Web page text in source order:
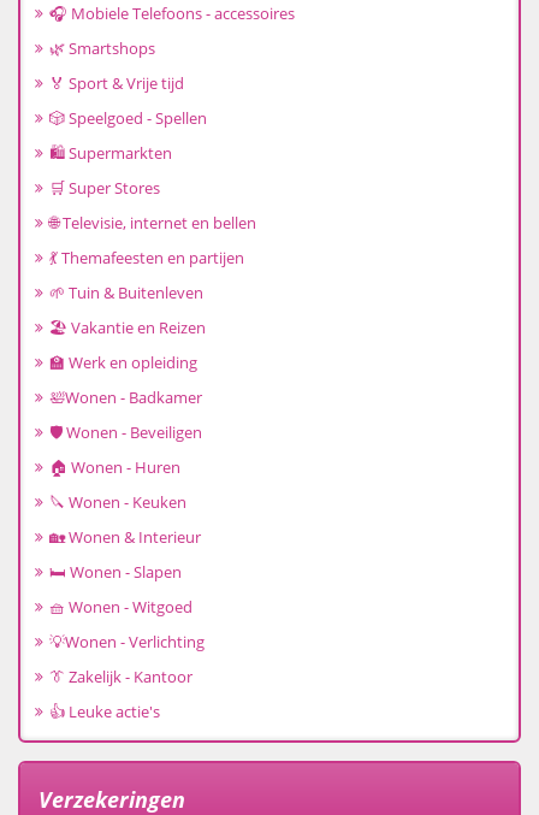
🎧 Mobiele Telefoons - accessoires
🌿 Smartshops
🏅 Sport & Vrije tijd
🎲 Speelgoed - Spellen
🛍️ Supermarkten
🛒 Super Stores
🌐 Televisie, internet en bellen
💃 Themafeesten en partijen
🌱 Tuin & Buitenleven
🏖️ Vakantie en Reizen
🏫 Werk en opleiding
🛀Wonen - Badkamer
🛡️ Wonen - Beveiligen
🏠 Wonen - Huren
🔪 Wonen - Keuken
🏡 Wonen & Interieur
🛏️ Wonen - Slapen
🧺 Wonen - Witgoed
💡Wonen - Verlichting
👔 Zakelijk - Kantoor
👍 Leuke actie's
Verzekeringen